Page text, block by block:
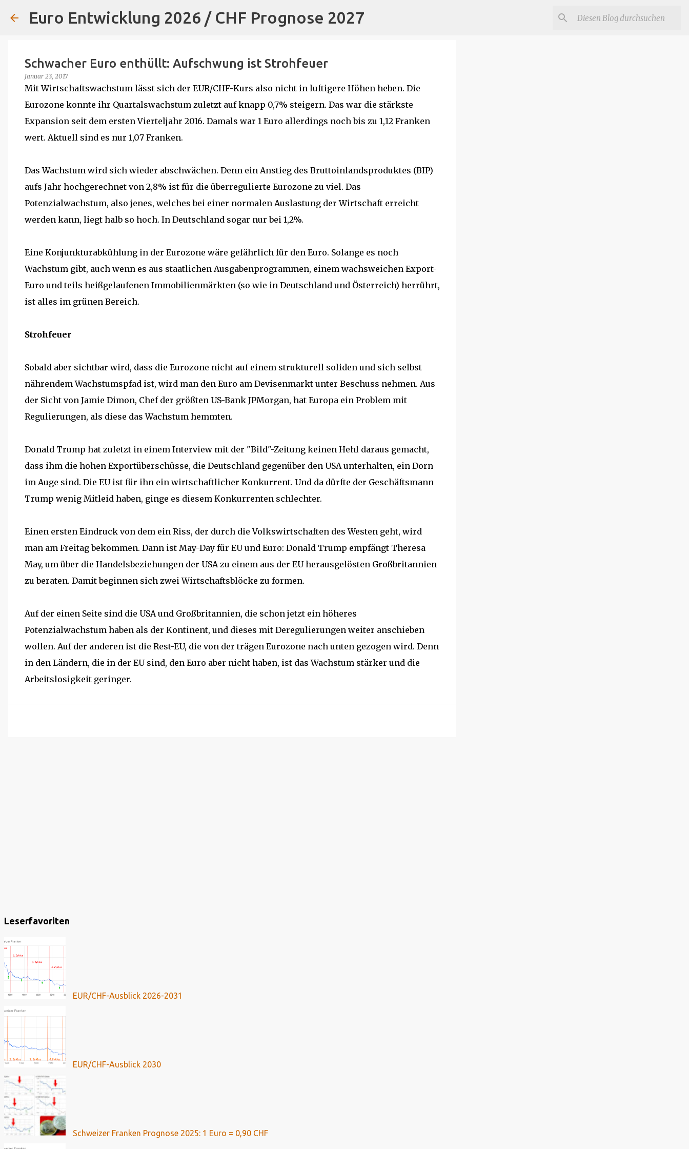
Direkt zum Hauptbereich
Euro Entwicklung 2026 / CHF Prognose 2027
Schwacher Euro enthüllt: Aufschwung ist Strohfeuer
Januar 23, 2017
Mit Wirtschaftswachstum lässt sich der EUR/CHF-Kurs also nicht in luftigere Höhen heben. Die
Eurozone konnte ihr Quartalswachstum zuletzt auf knapp 0,7% steigern. Das war die stärkste
Expansion seit dem ersten Vierteljahr 2016. Damals war 1 Euro allerdings noch bis zu 1,12 Franken
wert. Aktuell sind es nur 1,07 Franken.
Das Wachstum wird sich wieder abschwächen. Denn ein Anstieg des Bruttoinlandsproduktes (BIP)
aufs Jahr hochgerechnet von 2,8% ist für die überregulierte Eurozone zu viel. Das
Potenzialwachstum, also jenes, welches bei einer normalen Auslastung der Wirtschaft erreicht
werden kann, liegt halb so hoch. In Deutschland sogar nur bei 1,2%.
Eine Konjunkturabkühlung in der Eurozone wäre gefährlich für den Euro. Solange es noch
Wachstum gibt, auch wenn es aus staatlichen Ausgabenprogrammen, einem wachsweichen Export-
Euro und teils heißgelaufenen Immobilienmärkten (so wie in Deutschland und Österreich) herrührt,
ist alles im grünen Bereich.
Strohfeuer
Sobald aber sichtbar wird, dass die Eurozone nicht auf einem strukturell soliden und sich selbst
nährendem Wachstumspfad ist, wird man den Euro am Devisenmarkt unter Beschuss nehmen. Aus
der Sicht von Jamie Dimon, Chef der größten US-Bank JPMorgan, hat Europa ein Problem mit
Regulierungen, als diese das Wachstum hemmten.
Donald Trump hat zuletzt in einem Interview mit der "Bild"-Zeitung keinen Hehl daraus gemacht,
dass ihm die hohen Exportüberschüsse, die Deutschland gegenüber den USA unterhalten, ein Dorn
im Auge sind. Die EU ist für ihn ein wirtschaftlicher Konkurrent. Und da dürfte der Geschäftsmann
Trump wenig Mitleid haben, ginge es diesem Konkurrenten schlechter.
Einen ersten Eindruck von dem ein Riss, der durch die Volkswirtschaften des Westen geht, wird
man am Freitag bekommen. Dann ist May-Day für EU und Euro: Donald Trump empfängt Theresa
May, um über die Handelsbeziehungen der USA zu einem aus der EU herausgelösten Großbritannien
zu beraten. Damit beginnen sich zwei Wirtschaftsblöcke zu formen.
Auf der einen Seite sind die USA und Großbritannien, die schon jetzt ein höheres
Potenzialwachstum haben als der Kontinent, und dieses mit Deregulierungen weiter anschieben
wollen. Auf der anderen ist die Rest-EU, die von der trägen Eurozone nach unten gezogen wird. Denn
in den Ländern, die in der EU sind, den Euro aber nicht haben, ist das Wachstum stärker und die
Arbeitslosigkeit geringer.
Leserfavoriten
EUR/CHF-Ausblick 2026-2031
EUR/CHF-Ausblick 2030
Schweizer Franken Prognose 2025: 1 Euro = 0,90 CHF